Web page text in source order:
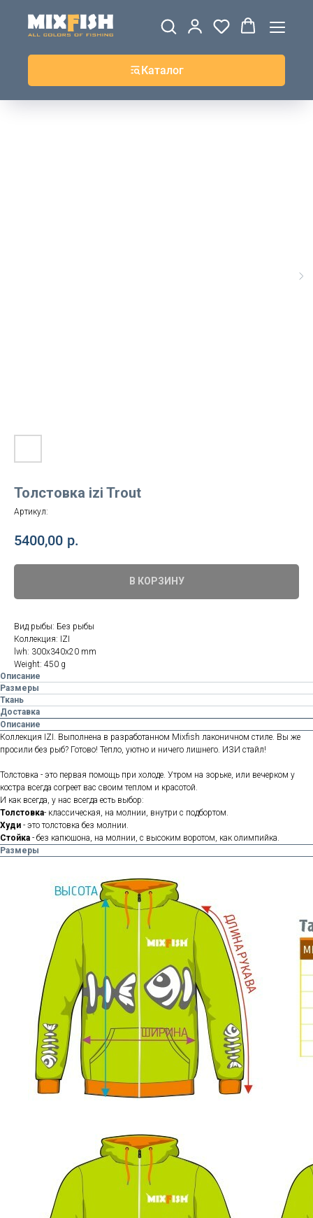
Каталог
ШАПКИ
ДЖЕРСИ
ВЕТРОВКИ И
ТОЛСТОВКИ
ЖИЛЕТКИ
Толстовка izi Trout
Артикул:
5400,00 р.
В КОРЗИНУ
Вид рыбы: Без рыбы
Коллекция: IZI
lwh: 300x340x20 mm
Weight: 450 g
Описание
Размеры
Ткань
Доставка
Описание
Коллекция IZI. Выполнена в разработанном Mixfish лаконичном стиле. Вы же
просили без рыб? Готово! Тепло, уютно и ничего лишнего. ИЗИ стайл!
Толстовка - это первая помощь при холоде. Утром на зорьке, или вечерком у
костра всегда согреет вас своим теплом и красотой.
И как всегда, у нас всегда есть выбор:
Толстовка- классическая, на молнии, внутри с подбортом.
Худи - это толстовка без молнии.
Стойка - без капюшона, на молнии, с высоким воротом, как олимпийка.
Размеры